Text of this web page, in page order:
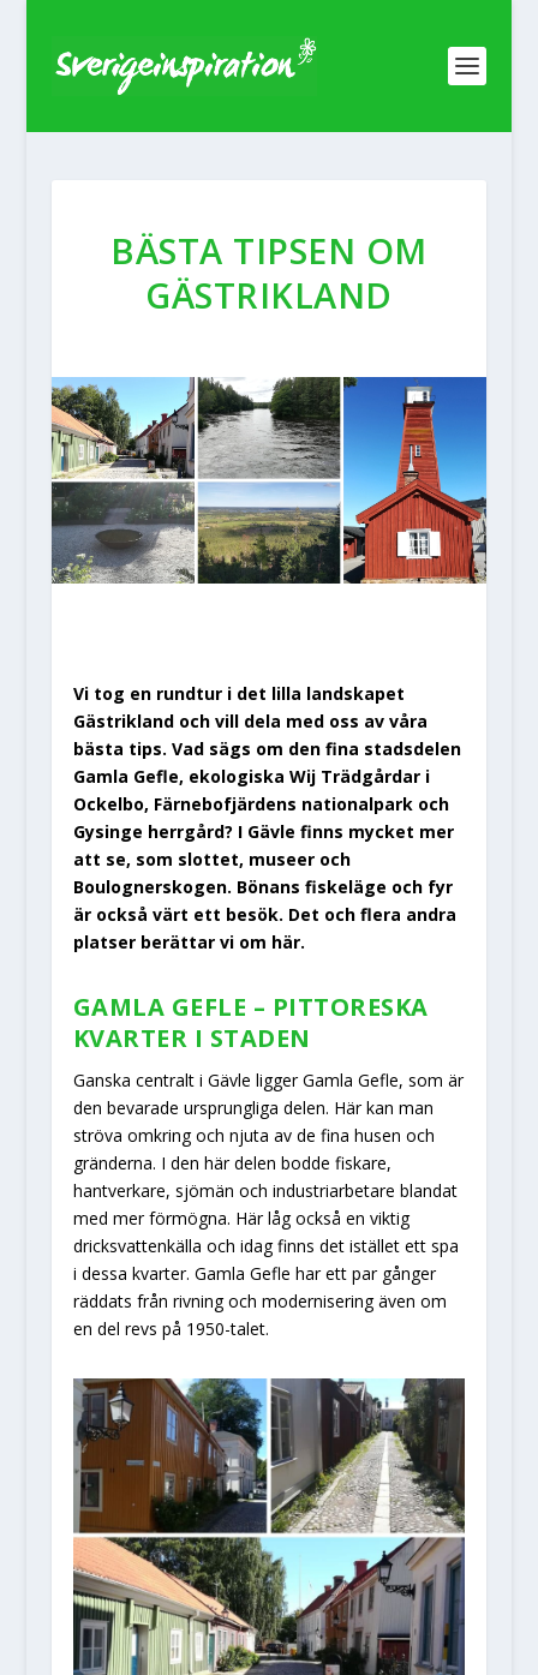
BÄSTA TIPSEN OM
GÄSTRIKLAND
Vi tog en rundtur i det lilla landskapet
Gästrikland och vill dela med oss av våra
bästa tips. Vad sägs om den fina stadsdelen
Gamla Gefle, ekologiska Wij Trädgårdar i
Ockelbo, Färnebofjärdens nationalpark och
Gysinge herrgård? I Gävle finns mycket mer
att se, som slottet, museer och
Boulognerskogen. Bönans fiskeläge och fyr
är också värt ett besök. Det och flera andra
platser berättar vi om här.
GAMLA GEFLE – PITTORESKA
KVARTER I STADEN
Ganska centralt i Gävle ligger Gamla Gefle, som är
den bevarade ursprungliga delen. Här kan man
ströva omkring och njuta av de fina husen och
gränderna. I den här delen bodde fiskare,
hantverkare, sjömän och industriarbetare blandat
med mer förmögna. Här låg också en viktig
dricksvattenkälla och idag finns det istället ett spa
i dessa kvarter. Gamla Gefle har ett par gånger
räddats från rivning och modernisering även om
en del revs på 1950-talet.